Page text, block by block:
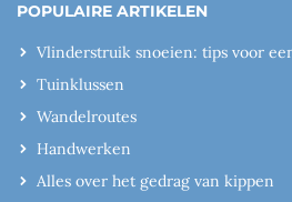
POPULAIRE ARTIKELEN
Vlinderstruik snoeien: tips voor
Tuinklussen
Wandelroutes
Handwerken
Alles over het gedrag van kippen